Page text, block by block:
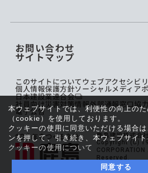
本ウェブサイトでは、利便性の向上の
（cookie）を使用しております。
クッキーの使用に同意いただける場合
ンを押して、引き続き、本ウェブサイト
クッキーの使用について
同意する
お問い合わせ
サイトマップ
このサイトについてウェブアクセシビ
個人情報保護方針ソーシャルメディア
日本建設業連合会
社員向け災害対策情報外部通報窓口協
電子公告
鹿島建設株式会
Copyright (C)
Reserved.